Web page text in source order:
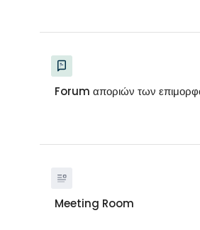
Forum αποριών των
Meeting Room